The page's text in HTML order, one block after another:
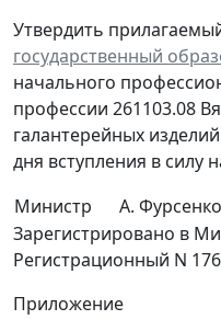
Утвердить
государственный
начального
профессии 261103.08
галантерейных
дня вступления в силу
Министр
А. Фурсенко
Зарегистрировано в
Регистрационный N
Приложение